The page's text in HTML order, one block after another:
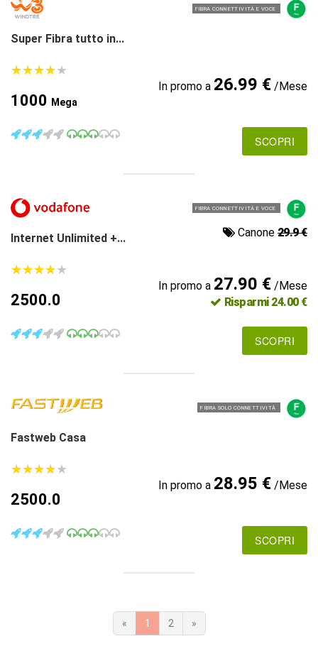
FIBRA CONNETTIVITÀ E VOCE
Super Fibra tutto in...
★★★★★
★★★★★
1000 Mega
In promo a 26.99 €/Mese
SCOPRI
FIBRA CONNETTIVITÀ E VOCE
Internet Unlimited +... Canone 29.9 €
★★★★★
★★★★★
2500.0
In promo a 27.90 €/Mese
Risparmi 24.00 €
SCOPRI
FIBRA SOLO CONNETTIVITÀ
Fastweb Casa
★★★★★
★★★★★
2500.0
In promo a 28.95 €/Mese
SCOPRI
« 1 2 »